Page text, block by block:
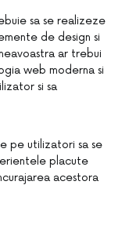
sa se realizeze
de design si
ar trebui
web moderna si
si sa
pe utilizatori sa se
placute
acestora